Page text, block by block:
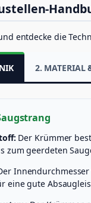
entdecke die
2. MATERIAL
Der Krümmer
zum geerdeten
eine gute